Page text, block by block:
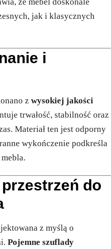
jak i klasycznych
i
z wysokiej jakości
trwałość, stabilność oraz
Materiał ten jest odporny
wykończenie podkreśla
do
z myślą o
Pojemne szuflady